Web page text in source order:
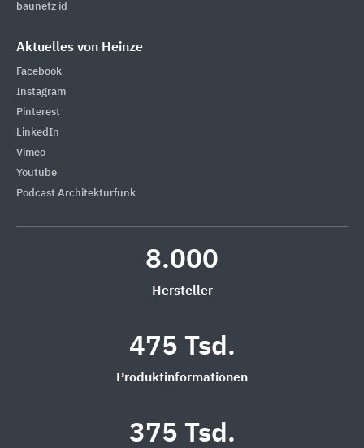
baunetz id
Aktuelles von Heinze
Facebook
Instagram
Pinterest
LinkedIn
Vimeo
Youtube
Podcast Architekturfunk
8.000
Hersteller
475 Tsd.
Produktinformationen
375 Tsd.